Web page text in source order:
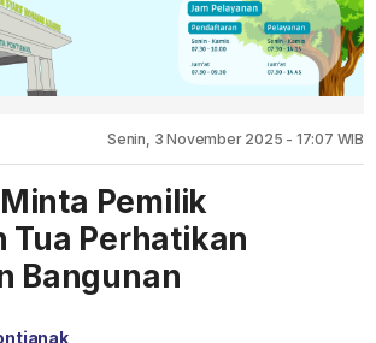
Senin, 3 November 2025 - 17:07 WIB
Pemilik
Tua Perhatikan
Bangunan